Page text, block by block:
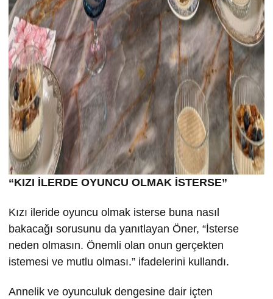
“KIZI İLERDE OYUNCU OLMAK İSTERSE”
Kızı ileride oyuncu olmak isterse buna nasıl
bakacağı sorusunu da yanıtlayan Öner, “İsterse
neden olmasın. Önemli olan onun gerçekten
istemesi ve mutlu olması.” ifadelerini kullandı.
Annelik ve oyunculuk dengesine dair içten